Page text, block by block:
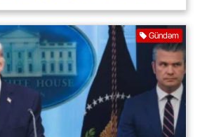
Gündəm